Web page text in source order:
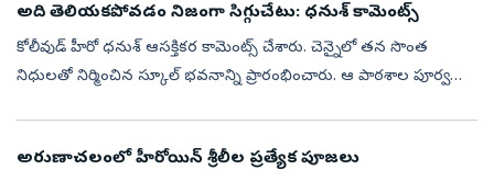
అది తెలియకపోవడం నిజంగా సిగ్గుచేటు: ధనుశ్ కామెంట్స్
కోలీవుడ్ హీరో ధనుశ్ ఆసక్తికర కామెంట్స్ చేశారు. చెన్నైలో తన సొంత
నిధులతో నిర్మించిన స్కూల్ భవనాన్ని ప్రారంభించారు. ఆ పాఠశాల పూర్వ
అరుణాచలంలో హీరోయిన్ శ్రీలీల ప్రత్యేక పూజలు